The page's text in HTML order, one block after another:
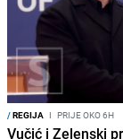
/REGIJA I PRIJE OKO 6H
Vučić i Zelenski